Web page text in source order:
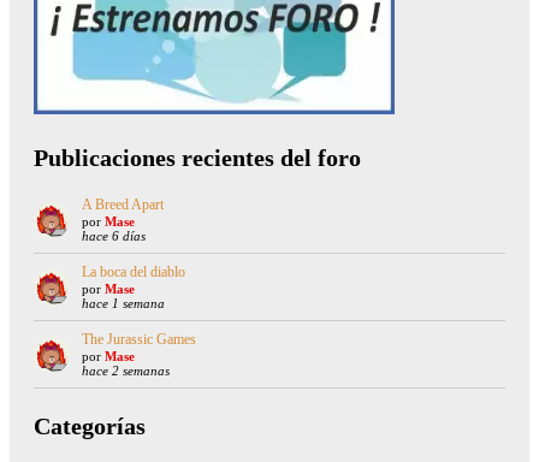
Publicaciones recientes del foro
A Breed Apart
por Mase
hace 6 días
La boca del diablo
por Mase
hace 1 semana
The Jurassic Games
por Mase
hace 2 semanas
Categorías